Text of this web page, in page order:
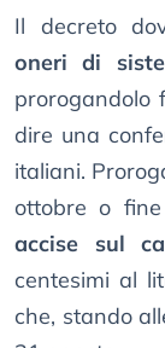
Il decreto
oneri di
prorogandolo
dire una
italiani.
ottobre o
accise sul
centesimi al
che, stando